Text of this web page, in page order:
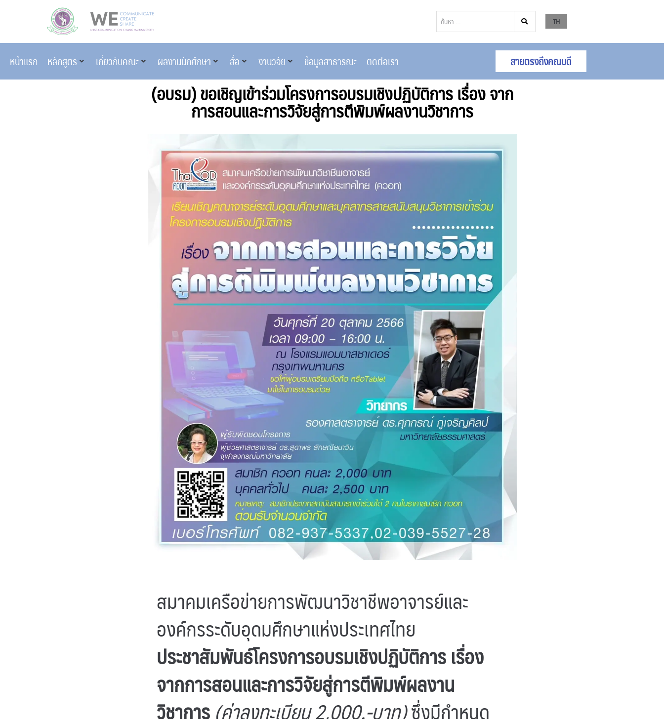
TH
หน้าแรก หลักสูตร เกี่ยวกับคณะ ผลงานนักศึกษา สื่อ งานวิจัย ข้อมูลสาธารณะ ติดต่อเรา สายตรงถึงคณบดี
(อบรม) ขอเชิญเข้าร่วมโครงการอบรมเชิงปฏิบัติการ เรื่อง จาก
การสอนและการวิจัยสู่การตีพิมพ์ผลงานวิชาการ
สมาคมเครือข่ายการพัฒนาวิชาชีพอาจารย์และ
องค์กรระดับอุดมศึกษาแห่งประเทศไทย
ประชาสัมพันธ์โครงการอบรมเชิงปฏิบัติการ เรื่อง
จากการสอนและการวิจัยสู่การตีพิมพ์ผลงาน
วิชาการ(ค่าลงทะเบียน 2,000.-บาท)ซึ่งมีกำหนด